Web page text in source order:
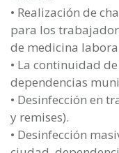
• Realización de
para los
de medicina
• La continuidad
dependencias
• Desinfección en
y remises).
• Desinfección